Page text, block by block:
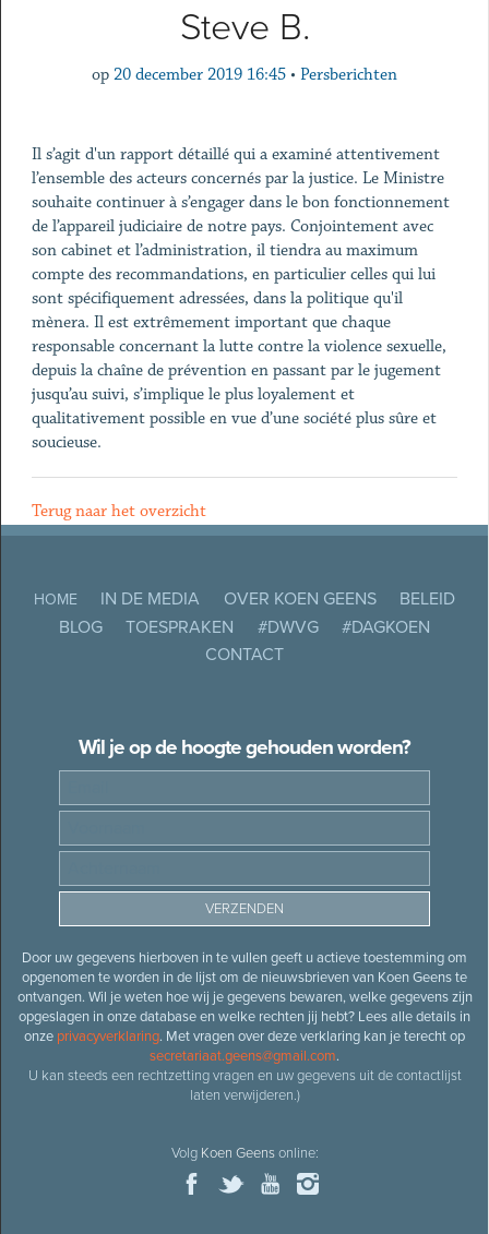
Steve B.
op 20 december 2019 16:45 • Persberichten
Il s’agit d'un rapport détaillé qui a examiné attentivement
l’ensemble des acteurs concernés par la justice. Le Ministre
souhaite continuer à s’engager dans le bon fonctionnement
de l’appareil judiciaire de notre pays. Conjointement avec
son cabinet et l’administration, il tiendra au maximum
compte des recommandations, en particulier celles qui lui
sont spécifiquement adressées, dans la politique qu'il
mènera. Il est extrêmement important que chaque
responsable concernant la lutte contre la violence sexuelle,
depuis la chaîne de prévention en passant par le jugement
jusqu’au suivi, s’implique le plus loyalement et
qualitativement possible en vue d’une société plus sûre et
soucieuse.
Terug naar het overzicht
HOME IN DE MEDIA OVER KOEN GEENS
BELEID
BLOG
TOESPRAKEN #DWVG
#DAGKOEN
CONTACT
Wil je op de hoogte gehouden worden?
Door uw gegevens hierboven in te vullen geeft u actieve toestemming om
opgenomen te worden in de lijst om de nieuwsbrieven van Koen Geens te
ontvangen. Wil je weten hoe wij je gegevens bewaren, welke gegevens zijn
opgeslagen in onze database en welke rechten jij hebt? Lees alle details in
onze privacyverklaring. Met vragen over deze verklaring kan je terecht op
secretariaat.geens@gmail.com.
U kan steeds een rechtzetting vragen en uw gegevens uit de contactlijst
laten verwijderen.)
Volg Koen Geensonline: